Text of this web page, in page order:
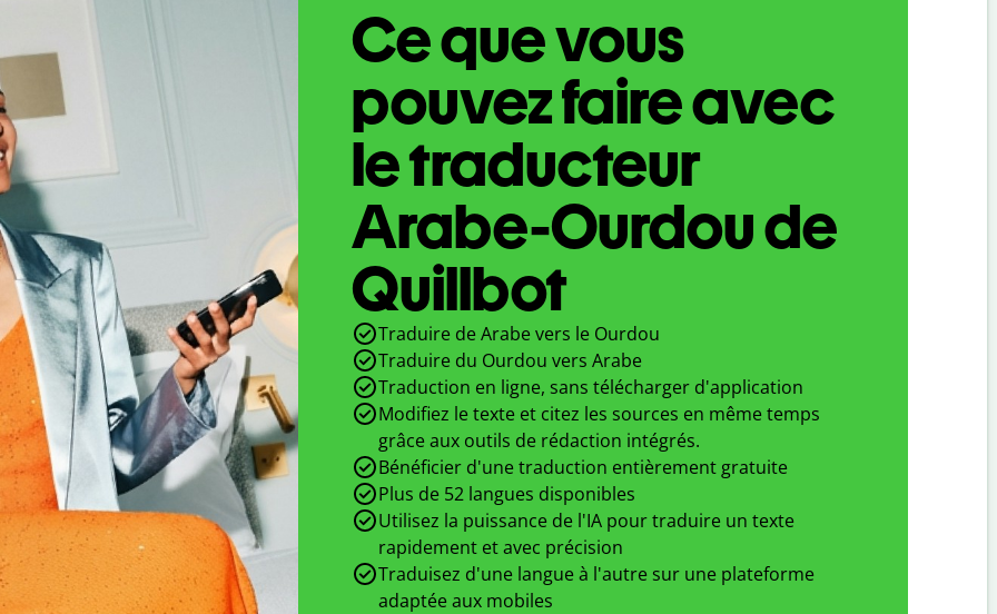
Ce que vous
pouvez faire avec
le traducteur
Arabe-Ourdou de
Quillbot
Traduire de Arabe vers le Ourdou
Traduire du Ourdou vers Arabe
Traduction en ligne, sans télécharger d'application
Modifiez le texte et citez les sources en même temps
grâce aux outils de rédaction intégrés.
Bénéficier d'une traduction entièrement gratuite
Plus de 52 langues disponibles
Utilisez la puissance de l'IA pour traduire un texte
rapidement et avec précision
Traduisez d'une langue à l'autre sur une plateforme
adaptée aux mobiles